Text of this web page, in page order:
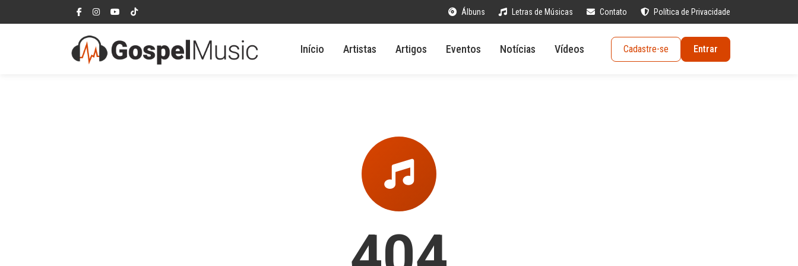
Álbuns Letras de Músicas Contato Política de Privacidade
Início Artistas Artigos Eventos Notícias Vídeos Cadastre-se Entrar